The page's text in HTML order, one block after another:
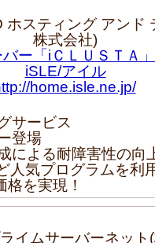
ホスティング アンド
株式会社)
ー「iＣＬＵＳＴＡ
iSLE/アイル
home.isle.ne.jp/
サービス
登場
による耐障害性の向
人気プログラムを利
を実現！
イムサーバーネット